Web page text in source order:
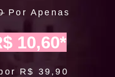
Por Apenas
10,60*
R$ 39,90